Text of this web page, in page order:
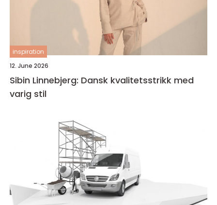
inspiration
12. June 2026
Sibin Linnebjerg: Dansk kvalitetsstrikk med
varig stil